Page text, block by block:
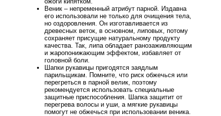
Веник – непременный атрибут парной. Издавна
его использовали не только для очищения тела,
но оздоровления. Он изготавливается из
древесных веток, в основном, липовых, потому
сохраняет присущие натуральному продукту
качества. Так, липа обладает ранозаживляющим
и жаропонижающим эффектом, избавляет от
головной боли.
Шапки рукавицы пригодятся заядлым
парильщикам. Помните, что риск обжечься или
перегреться в парной велик, поэтому
рекомендуется использовать специальные
защитные приспособления. Шапка защитит от
перегрева волосы и уши, а мягкие рукавицы
помогут не обжечься при использовании веника.